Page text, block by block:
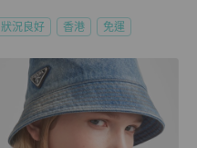
狀況良好 香港 免運